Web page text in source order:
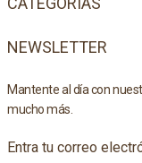
NEWSLETTER
Mantente al día con
mucho más.
Entra tu correo